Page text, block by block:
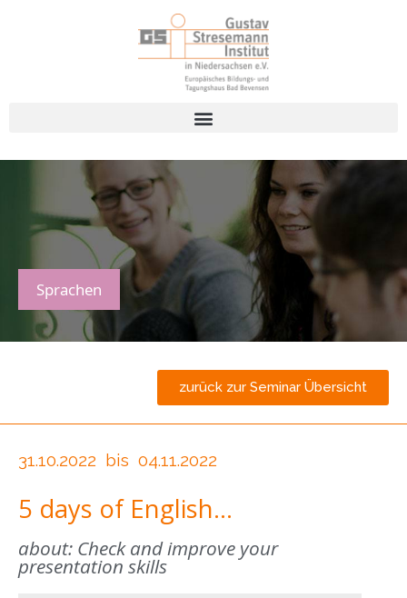
Sprachen
zurück zur Seminar Übersicht
31.10.2022 bis 04.11.2022
5 days of English…
about: Check and improve your
presentation skills